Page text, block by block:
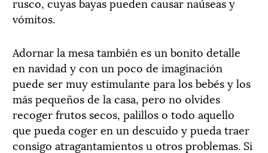
vómitos.
Adornar la mesa también es un bonito detalle
en navidad y con un poco de imaginación
puede ser muy estimulante para los bebés y los
más pequeños de la casa, pero no olvides
recoger frutos secos, palillos o todo aquello
que pueda coger en un descuido y pueda traer
consigo atragantamientos u otros problemas. Si